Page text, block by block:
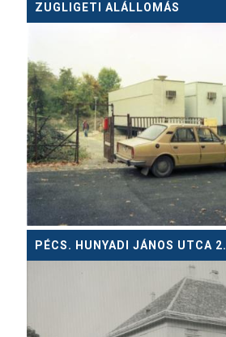
ZUGLIGETI ALÁLLOMÁS
PÉCS. HUNYADI JÁNOS UTCA 2.